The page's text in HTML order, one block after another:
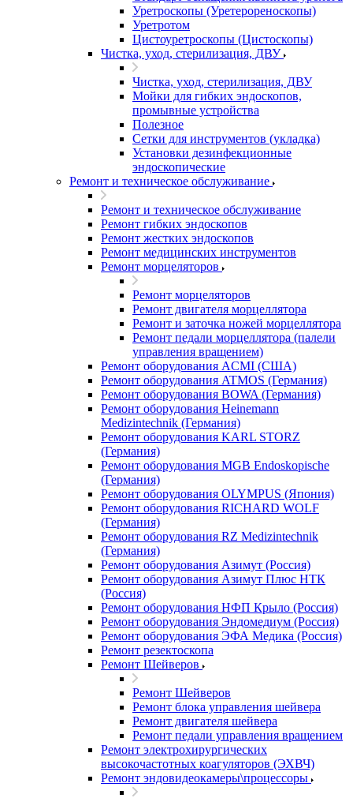
Уретроскопы (Уретерореноскопы)
Уретротом
Цистоуретроскопы (Цистоскопы)
Чистка, уход, стерилизация, ДВУ
Чистка, уход, стерилизация, ДВУ
Мойки для гибких эндоскопов,
промывные устройства
Полезное
Сетки для инструментов (укладка)
Установки дезинфекционные
эндоскопические
Ремонт и техническое обслуживание
Ремонт и техническое обслуживание
Ремонт гибких эндоскопов
Ремонт жестких эндоскопов
Ремонт медицинских инструментов
Ремонт морцеляторов
Ремонт морцеляторов
Ремонт двигателя морцеллятора
Ремонт и заточка ножей морцеллятора
Ремонт педали морцеллятора (палели
управления вращением)
Ремонт оборудования ACMI (США)
Ремонт оборудования ATMOS (Германия)
Ремонт оборудования BOWA (Германия)
Ремонт оборудования Heinemann
Medizintechnik (Германия)
Ремонт оборудования KARL STORZ
(Германия)
Ремонт оборудования MGB Endoskopische
(Германия)
Ремонт оборудования OLYMPUS (Япония)
Ремонт оборудования RICHARD WOLF
(Германия)
Ремонт оборудования RZ Medizintechnik
(Германия)
Ремонт оборудования Азимут (Россия)
Ремонт оборудования Азимут Плюс НТК
(Россия)
Ремонт оборудования НФП Крыло (Россия)
Ремонт оборудования Эндомедиум (Россия)
Ремонт оборудования ЭФА Медика (Россия)
Ремонт резектоскопа
Ремонт Шейверов
Ремонт Шейверов
Ремонт блока управления шейвера
Ремонт двигателя шейвера
Ремонт педали управления вращением
Ремонт электрохирургических
высокочастотных коагуляторов (ЭХВЧ)
Ремонт эндовидеокамеры\процессоры